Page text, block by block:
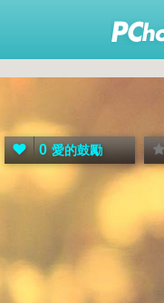
0 愛的鼓勵